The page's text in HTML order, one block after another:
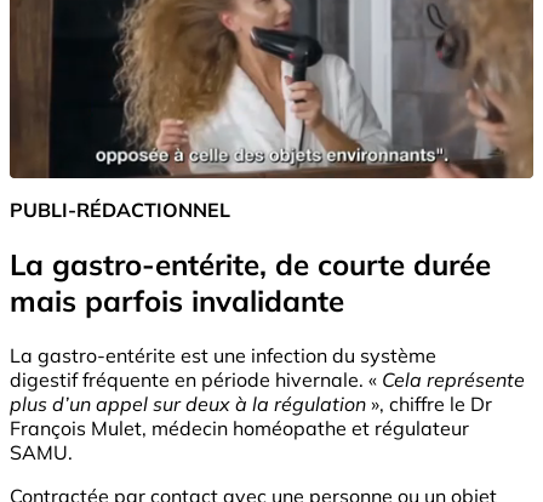
PUBLI-RÉDACTIONNEL
La gastro-entérite, de courte durée
mais parfois invalidante
La gastro-entérite est une infection du système
digestif fréquente en période hivernale. « Cela représente
plus d’un appel sur deux à la régulation », chiffre le Dr
François Mulet, médecin homéopathe et régulateur
SAMU.
Contractée par contact avec une personne ou un objet